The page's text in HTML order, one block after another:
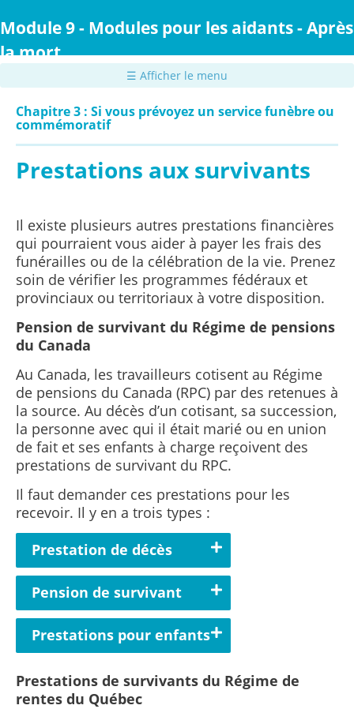
au
principal
Module 9 - Modules pour les aidants - Après
la mort
☰ Afficher le menu
Chapitre 3 : Si vous prévoyez un service funèbre ou
commémoratif
Prestations aux survivants
Il existe plusieurs autres prestations financières
qui pourraient vous aider à payer les frais des
funérailles ou de la célébration de la vie. Prenez
soin de vérifier les programmes fédéraux et
provinciaux ou territoriaux à votre disposition.
Pension de survivant du Régime de pensions
du Canada
Au Canada, les travailleurs cotisent au Régime
de pensions du Canada (RPC) par des retenues à
la source. Au décès d’un cotisant, sa succession,
la personne avec qui il était marié ou en union
de fait et ses enfants à charge reçoivent des
prestations de survivant du RPC.
Il faut demander ces prestations pour les
recevoir. Il y en a trois types :
Prestation de décès
Pension de survivant
Prestations pour enfants
Prestations de survivants du Régime de
rentes du Québec